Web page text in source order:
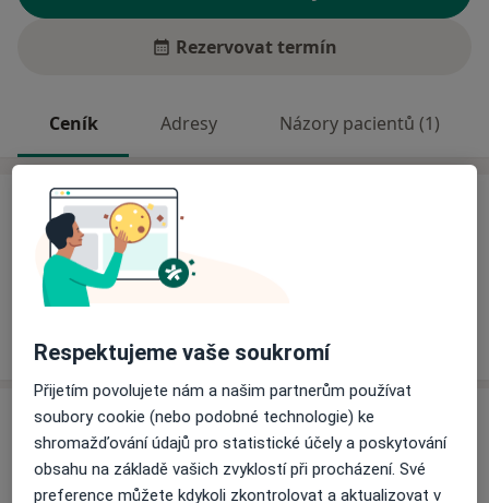
Rezervovat termín
Ceník Adresy Názory pacientů (1)
Ceník
Informace o službách a cenách nejsou k dispozici
Tento specialista ještě nepřidával žádné informace o
Adresa
Poradna praktického lékaře pro děti
Vodičkova 30, Praha11000
Respektujeme vaše soukromí
Přijetím povolujete nám a našim partnerům používat
soubory cookie (nebo podobné technologie) ke
shromažďování údajů pro statistické účely a poskytování
obsahu na základě vašich zvyklostí při procházení. Své
preference můžete kdykoli zkontrolovat a aktualizovat v